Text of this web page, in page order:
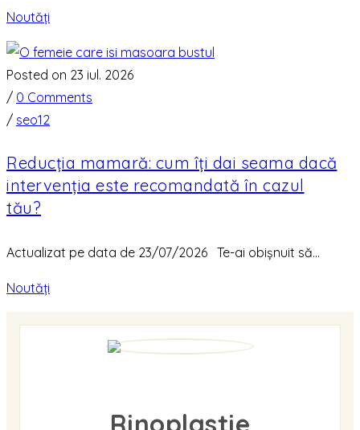
Noutăți
Posted on 23 iul. 2026
/ 0 Comments
/ seo12
Reducția mamară: cum îți dai seama dacă
intervenția este recomandată în cazul
tău?
Actualizat pe data de 23/07/2026 Te-ai obișnuit să...
Noutăți